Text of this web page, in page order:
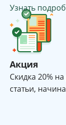
Узнать
Акция
Cкидка 20%
статьи,